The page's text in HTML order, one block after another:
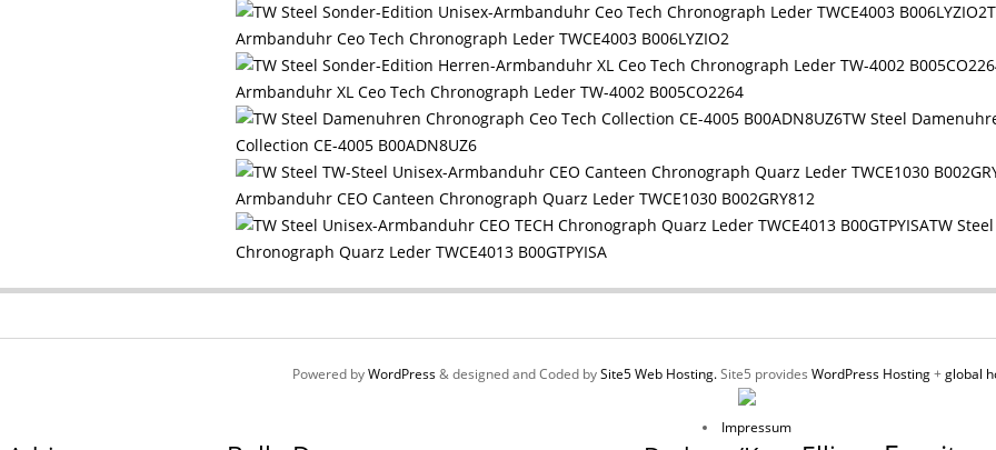
Armbanduhr Ceo Tech Chronograph Leder TWCE4003 B006LYZIO2
Armbanduhr XL Ceo Tech Chronograph Leder TW-4002 B005CO2264
TW Steel
Collection CE-4005 B00ADN8UZ6
Armbanduhr CEO Canteen Chronograph Quarz Leder TWCE1030 B002GRY812
TW
Chronograph Quarz Leder TWCE4013 B00GTPYISA
Powered byWordPress& designed and Coded bySite5 Web Hosting.Site5 provides WordPress Hosting+global
Impressum